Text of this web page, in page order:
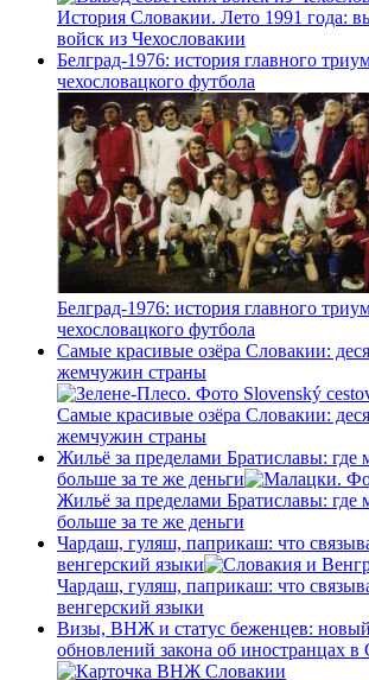
История Словакии. Лето 1991 года:
войск из Чехословакии
Белград-1976: история главного
чехословацкого футбола
Белград-1976: история главного
чехословацкого футбола
Самые красивые озёра Словакии:
жемчужин страны
Самые красивые озёра Словакии:
жемчужин страны
Жильё за пределами Братиславы: где
больше за те же деньги
Жильё за пределами Братиславы: где
больше за те же деньги
Чардаш, гуляш, паприкаш: что
венгерский языки
Чардаш, гуляш, паприкаш: что
венгерский языки
Визы, ВНЖ и статус беженцев:
обновлений закона об иностранцах в